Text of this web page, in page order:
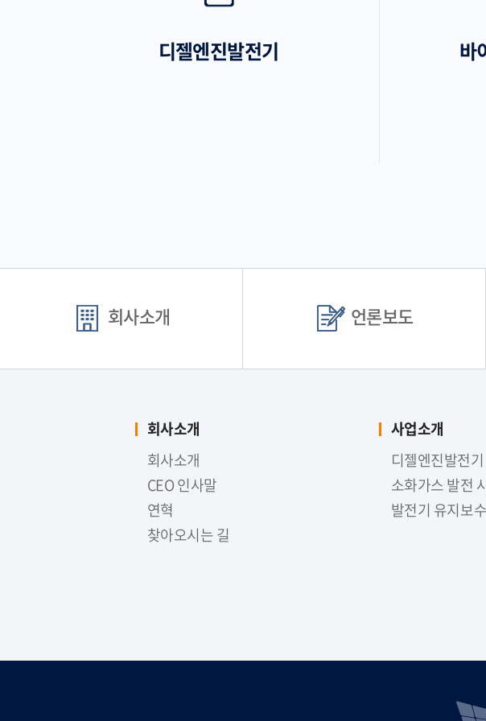
디젤엔진발전기 바
회사소개 언론보도
회사소개
회사소개
CEO 인사말
연혁
찾아오시는 길
사업소개
디젤엔진발전기
소화가스 발전
발전기 유지보수